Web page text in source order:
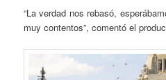
“La verdad nos rebasó,
muy contentos”, comentó el